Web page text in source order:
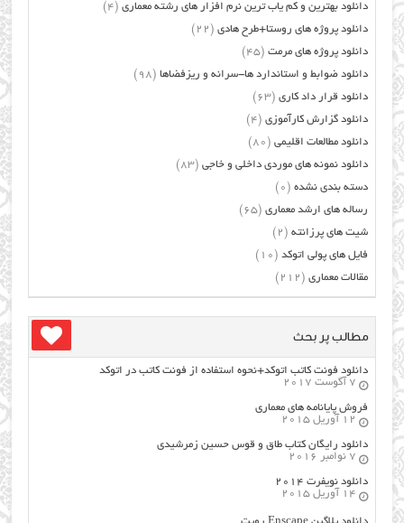
دانلود بهترین و کم یاب ترین نرم افزار های رشته معماری (4)
دانلود پروژه های روستا+طرح هادی (22)
دانلود پروژه های مرمت (45)
دانلود ضوابط و استاندارد ها-سرانه و ریزفضاها (98)
دانلود قرار داد کاری (63)
دانلود گزارش کارآموزی (4)
دانلود مطالعات اقلیمی (80)
دانلود نمونه های موردی داخلی و خاجی (83)
دسته بندی نشده (0)
رساله های ارشد معماری (65)
شیت های پرزانته (2)
فایل های پولی اتوکد (10)
مقالات معماری (212)
مطالب پر بحث
دانلود فونت کاتب اتوکد+نحوه استفاده از فونت کاتب در اتوکد
7 آگوست 2017
فروش پایانامه های معماری
12 آوریل 2015
دانلود رایگان کتاب طاق و قوس حسین زمرشیدی
7 نوامبر 2016
دانلود نویفرت ۲۰۱۴
14 آوریل 2015